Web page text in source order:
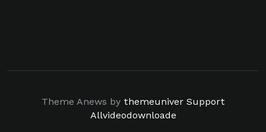
Theme Anews by themeuniver Support
Allvideodownloade